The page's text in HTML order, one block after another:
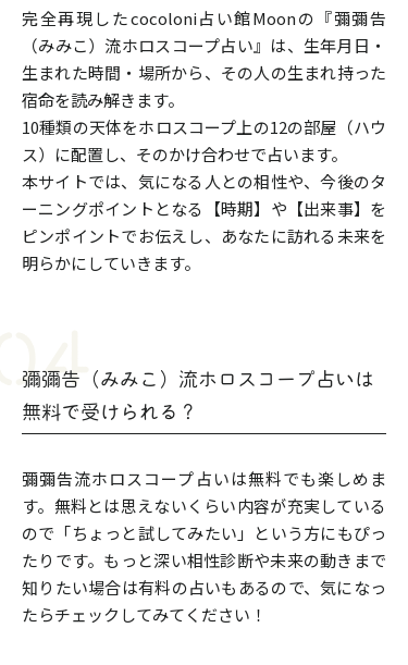
完全再現したcocoloni占い館Moonの『彌彌告
（みみこ）流ホロスコープ占い』は、生年月日・
生まれた時間・場所から、その人の生まれ持った
宿命を読み解きます。
10種類の天体をホロスコープ上の12の部屋（ハウ
ス）に配置し、そのかけ合わせで占います。
本サイトでは、気になる人との相性や、今後のタ
ーニングポイントとなる【時期】や【出来事】を
ピンポイントでお伝えし、あなたに訪れる未来を
明らかにしていきます。
彌彌告（みみこ）流ホロスコープ占いは
無料で受けられる？
彌彌告流ホロスコープ占いは無料でも楽しめま
す。無料とは思えないくらい内容が充実している
ので「ちょっと試してみたい」という方にもぴっ
たりです。もっと深い相性診断や未来の動きまで
知りたい場合は有料の占いもあるので、気になっ
たらチェックしてみてください！